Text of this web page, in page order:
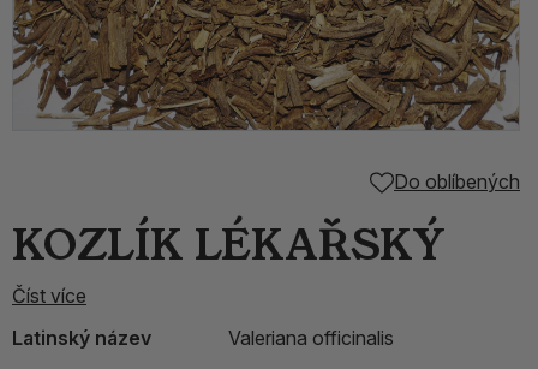
Do oblíbených
KOZLÍK LÉKAŘSKÝ
Číst více
Latinský název
Valeriana officinalis